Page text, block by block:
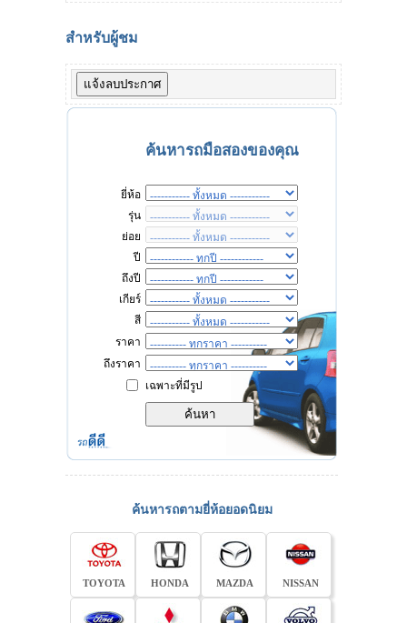
สำหรับผู้ชม
ค้นหารถมือสองของคุณ
ยี่ห้อ
รุ่น
ย่อย
ปี
ถึงปี
เกียร์
สี
ราคา
ถึงราคา
เฉพาะที่มีรูป
ค้นหารถตามยี่ห้อยอดนิยม
TOYOTA HONDA MAZDA NISSAN